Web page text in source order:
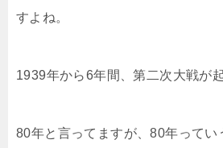
すよね。
1939年から6年間、第二次大戦が
80年と言ってますが、80年ってい